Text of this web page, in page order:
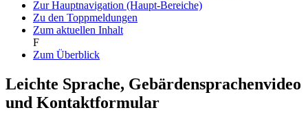
Zur Hauptnavigation (Haupt-Bereiche)
Zu den Toppmeldungen
Zum aktuellen Inhalt
F
Zum Überblick
Leichte Sprache, Gebärdensprachenvideo
und Kontaktformular